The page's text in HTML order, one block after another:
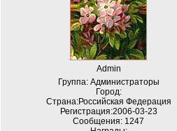
Admin
Группа: Администраторы
Город:
Страна:Российская Федерация
Регистрация:2006-03-23
Сообщения: 1247